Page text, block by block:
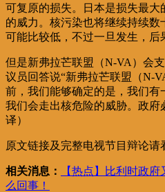
可复原的损失。日本是损失最
的威力。核污染也将继续持续
可能比较低，不过一旦发生，后
但是新弗拉芒联盟（N-VA）会
议员回答说“新弗拉芒联盟（N-
前，我们能够确定的是，我们有
我们会走出核危险的威胁。政府
译）
原文链接及完整电视节目辩论请
相关消息：
【热点】比利时政
么回事！